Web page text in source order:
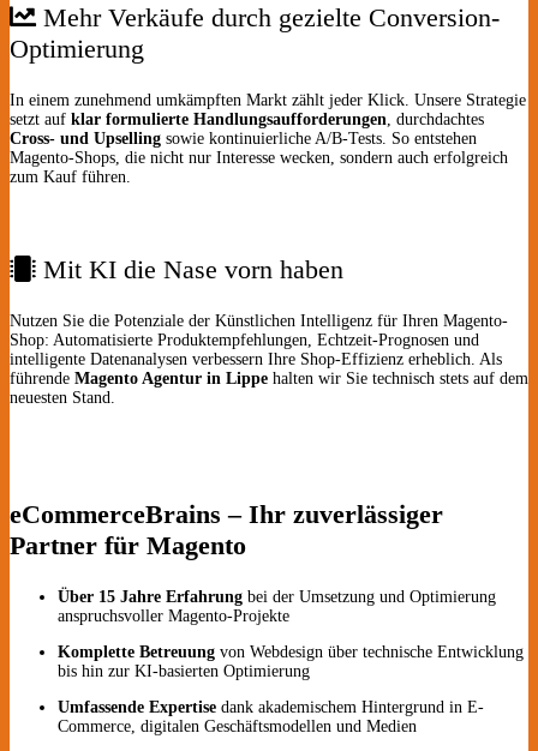
Mehr Verkäufe durch gezielte Conversion-
Optimierung
In einem zunehmend umkämpften Markt zählt jeder Klick. Unsere Strategie
setzt auf klar formulierte Handlungsaufforderungen , durchdachtes
Cross- und Upselling sowie kontinuierliche A/B-Tests. So entstehen
Magento-Shops, die nicht nur Interesse wecken, sondern auch erfolgreich
zum Kauf führen.
Mit KI die Nase vorn haben
Nutzen Sie die Potenziale der Künstlichen Intelligenz für Ihren Magento-
Shop: Automatisierte Produktempfehlungen, Echtzeit-Prognosen und
intelligente Datenanalysen verbessern Ihre Shop-Effizienz erheblich. Als
führende Magento Agentur in Lippe halten wir Sie technisch stets auf dem
neuesten Stand.
eCommerceBrains – Ihr zuverlässiger
Partner für Magento
Über 15 Jahre Erfahrung bei der Umsetzung und Optimierung
anspruchsvoller Magento-Projekte
Komplette Betreuung von Webdesign über technische Entwicklung
bis hin zur KI-basierten Optimierung
Umfassende Expertise dank akademischem Hintergrund in E-
Commerce, digitalen Geschäftsmodellen und Medien